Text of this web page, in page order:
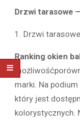
Drzwi tarasowe
1. Drzwi
Ranking okien
marki. Na
który jest
kolorystycznych.